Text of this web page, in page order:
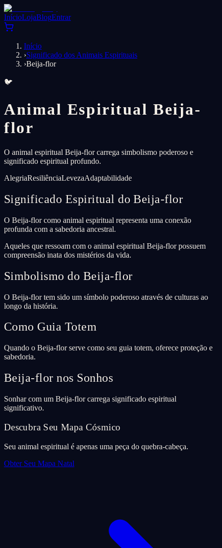
InícioLojaBlogEntrar
Início
›Significado dos Animais Espirituais
›Beija-flor
🐦
Animal Espiritual Beija-
flor
O animal espiritual Beija-flor carrega simbolismo poderoso e
significado espiritual profundo.
AlegriaResiliênciaLevezaAdaptabilidade
Significado Espiritual do Beija-flor
O Beija-flor como animal espiritual representa uma conexão
profunda com a sabedoria ancestral.
Aqueles que ressoam com o animal espiritual Beija-flor possuem
compreensão inata dos mistérios da vida.
Simbolismo do Beija-flor
O Beija-flor tem sido um símbolo poderoso através de culturas ao
longo da história.
Como Guia Totem
Quando o Beija-flor serve como seu guia totem, oferece proteção e
sabedoria.
Beija-flor nos Sonhos
Sonhar com um Beija-flor carrega significado espiritual
significativo.
Descubra Seu Mapa Cósmico
Seu animal espiritual é apenas uma peça do quebra-cabeça.
Obter Seu Mapa Natal